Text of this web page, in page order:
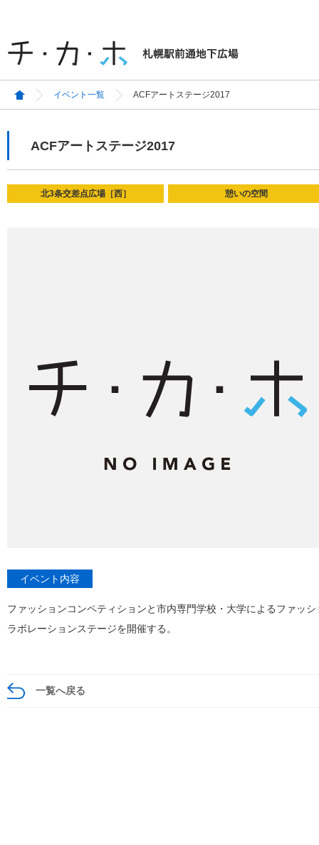
イベント一覧 ACFアートステージ2017
ACFアートステージ2017
北3条交差点広場［西］ 憩いの空間
イベント内容
ファッションコンペティションと市内専門学校・大学によるファッ
ラボレーションステージを開催する。
一覧へ戻る